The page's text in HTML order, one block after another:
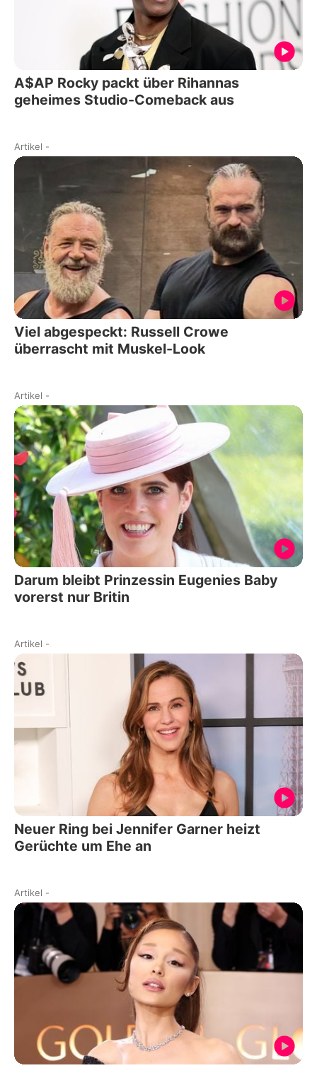
A$AP Rocky packt über Rihannas
geheimes Studio-Comeback aus
Artikel -
Viel abgespeckt: Russell Crowe
überrascht mit Muskel-Look
Artikel -
Darum bleibt Prinzessin Eugenies Baby
vorerst nur Britin
Artikel -
Neuer Ring bei Jennifer Garner heizt
Gerüchte um Ehe an
Artikel -